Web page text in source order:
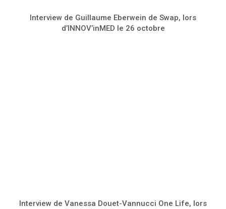
Interview de Guillaume Eberwein de Swap, lors
d’INNOV’inMED le 26 octobre
Interview de Vanessa Douet-Vannucci One Life, lors